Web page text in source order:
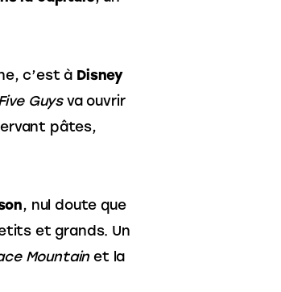
c’est à Disney
Guys va ouvrir
pâtes,
, nul doute que
et grands. Un
Mountain et la